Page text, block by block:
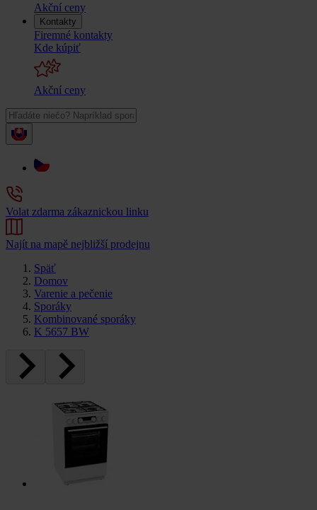
Akční ceny
Kontakty
Firemné kontakty
Kde kúpiť
Akční ceny
Volat zdarma zákaznickou linku
Najít na mapě nejbližší prodejnu
Späť
Domov
Varenie a pečenie
Sporáky
Kombinované sporáky
K 5657 BW